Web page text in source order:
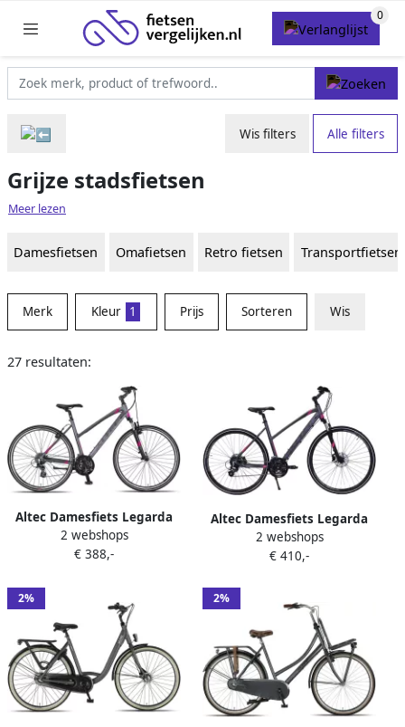
Wis filters Alle filters
Grijze stadsfietsen
Meer lezen
Damesfietsen Omafietsen Retro fietsen Transportfietsen
Merk Kleur 1 Prijs Sorteren Wis
27 resultaten:
Altec Damesfiets Legarda
28 Inch 49 cm Dames 24V V-
Brakes Antraciet
2 webshops
€ 388,-
Altec Damesfiets Legarda
28 Inch 49 cm Dames 24V
Hydraulische schijfrem
2 webshops
€ 410,-
2% 2%